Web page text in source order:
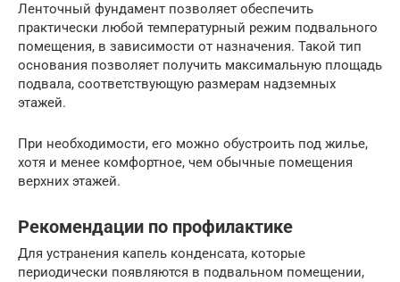
Ленточный фундамент позволяет обеспечить
практически любой температурный режим подвального
помещения, в зависимости от назначения. Такой тип
основания позволяет получить максимальную площадь
подвала, соответствующую размерам надземных
этажей.
При необходимости, его можно обустроить под жилье,
хотя и менее комфортное, чем обычные помещения
верхних этажей.
Рекомендации по профилактике
Для устранения капель конденсата, которые
периодически появляются в подвальном помещении,